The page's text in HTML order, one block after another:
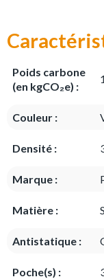
Poids carbone
(en kgCO₂e) :
Couleur :
Densité :
Marque :
Matière :
Antistatique :
Poche(s) :